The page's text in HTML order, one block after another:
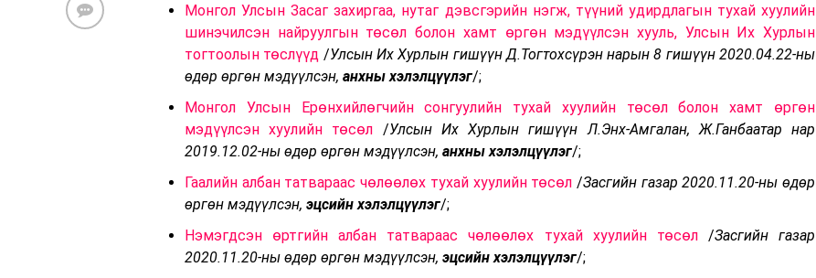
Монгол Улсын Засаг захиргаа, нутаг дэвсгэрийн нэгж, түүний удирдлагын тухай хуулийн
шинэчилсэн найруулгын төсөл болон хамт өргөн мэдүүлсэн хууль, Улсын Их Хурлын
тогтоолын төслүүд /Улсын Их Хурлын гишүүн Д.Тогтохсүрэн нарын 8 гишүүн 2020.04.22-ны
өдөр өргөн мэдүүлсэн, анхны хэлэлцүүлэг/;
Монгол Улсын Ерөнхийлөгчийн сонгуулийн тухай хуулийн төсөл болон хамт өргөн
мэдүүлсэн хуулийн төсөл /Улсын Их Хурлын гишүүн Л.Энх-Амгалан, Ж.Ганбаатар нар
2019.12.02-ны өдөр өргөн мэдүүлсэн, анхны хэлэлцүүлэг/;
Гаалийн албан татвараас чөлөөлөх тухай хуулийн төсөл /Засгийн газар 2020.11.20-ны өдөр
өргөн мэдүүлсэн, эцсийн хэлэлцүүлэг/;
Нэмэгдсэн өртгийн албан татвараас чөлөөлөх тухай хуулийн төсөл /Засгийн газар
2020.11.20-ны өдөр өргөн мэдүүлсэн, эцсийн хэлэлцүүлэг/;